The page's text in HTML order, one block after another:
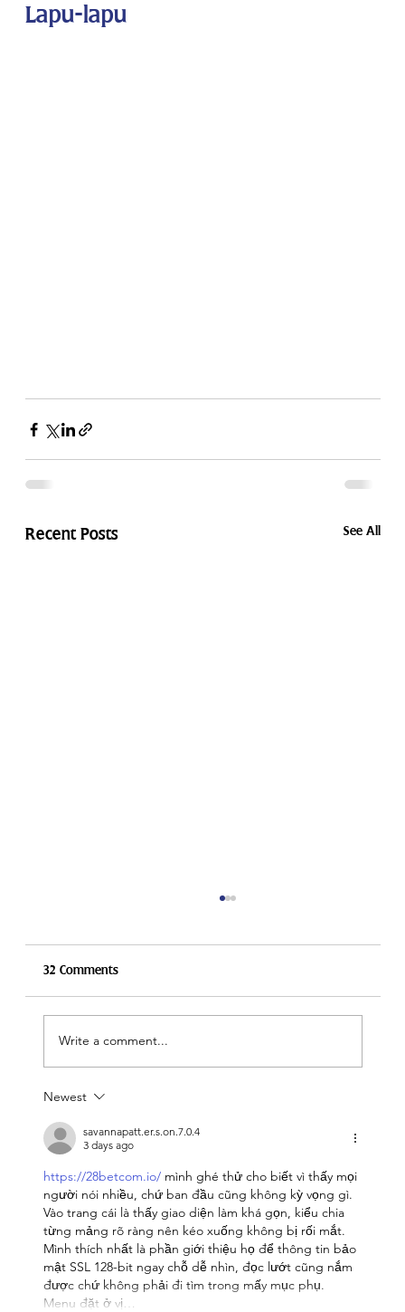
Lapu-lapu
Recent Posts See All
President's Message for Carabram 2026
32 Comments
Write a comment...
Newest
savannapatt.er.s.on.7.0.4
3 days ago
https://28betcom.io/ mình ghé thử cho biết vì thấy mọi
người nói nhiều, chứ ban đầu cũng không kỳ vọng gì.
Vào trang cái là thấy giao diện làm khá gọn, kiểu chia
từng mảng rõ ràng nên kéo xuống không bị rối mắt.
Mình thích nhất là phần giới thiệu họ để thông tin bảo
mật SSL 128-bit ngay chỗ dễ nhìn, đọc lướt cũng nắm
được chứ không phải đi tìm trong mấy mục phụ.
Menu đặt ở vị…